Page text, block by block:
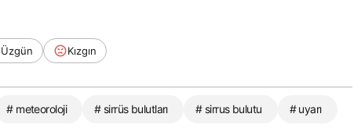
Üzgün Kızgın
# meteoroloji # sirrüs bulutları # sirrus bulutu # uyarı